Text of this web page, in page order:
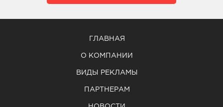
ГЛАВНАЯ
О КОМПАНИИ
ВИДЫ РЕКЛАМЫ
ПАРТНЕРАМ